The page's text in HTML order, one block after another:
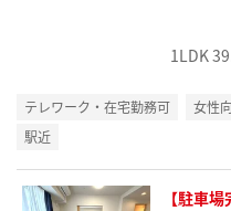
1LDK
テレワーク・在宅勤務可 女性
駅近
【駐車